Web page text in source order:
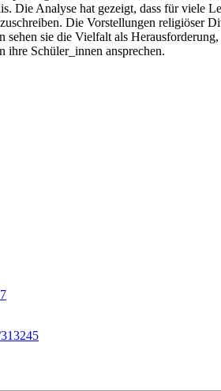
Die Analyse hat gezeigt, dass für viele
Die Vorstellungen religiöser
sehen sie die Vielfalt als
ihre Schüler_innen ansprechen.